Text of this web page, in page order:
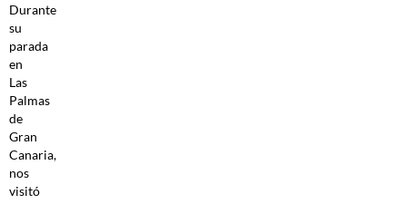
Durante
su
parada
en
Las
Palmas
de
Gran
Canaria,
nos
visitó